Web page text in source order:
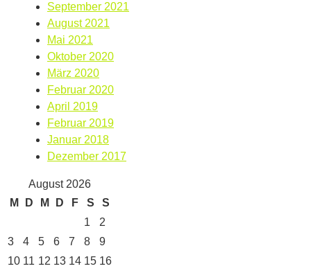
September 2021
August 2021
Mai 2021
Oktober 2020
März 2020
Februar 2020
April 2019
Februar 2019
Januar 2018
Dezember 2017
August 2026
M
D M D F S
S
1
2
3
4 5 6 7 8
9
10 11 12 13 14 15 16